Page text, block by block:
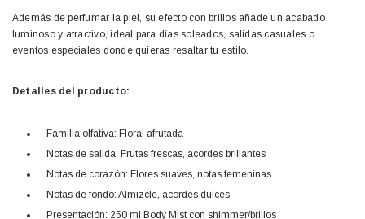
Además de perfumar la piel, su efecto con brillos añade un acabado
luminoso y atractivo, ideal para días soleados, salidas casuales o
eventos especiales donde quieras resaltar tu estilo.
Detalles del producto:
Familia olfativa: Floral afrutada
Notas de salida: Frutas frescas, acordes brillantes
Notas de corazón: Flores suaves, notas femeninas
Notas de fondo: Almizcle, acordes dulces
Presentación: 250 ml Body Mist con shimmer/brillos